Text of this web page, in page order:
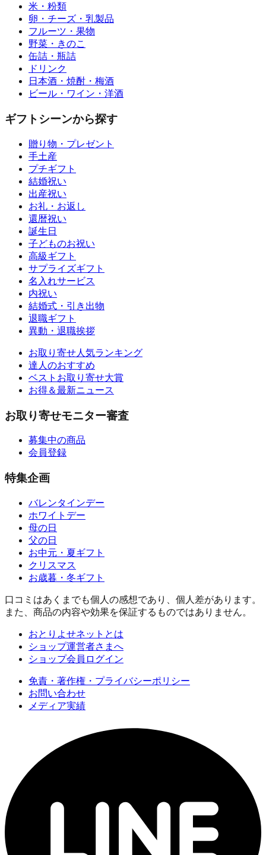
米・粉類
卵・チーズ・乳製品
フルーツ・果物
野菜・きのこ
缶詰・瓶詰
ドリンク
日本酒・焼酎・梅酒
ビール・ワイン・洋酒
ギフトシーンから探す
贈り物・プレゼント
手土産
プチギフト
結婚祝い
出産祝い
お礼・お返し
還暦祝い
誕生日
子どものお祝い
高級ギフト
サプライズギフト
名入れサービス
内祝い
結婚式・引き出物
退職ギフト
異動・退職挨拶
お取り寄せ人気ランキング
達人のおすすめ
ベストお取り寄せ大賞
お得＆最新ニュース
お取り寄せモニター審査
募集中の商品
会員登録
特集企画
バレンタインデー
ホワイトデー
母の日
父の日
お中元・夏ギフト
クリスマス
お歳暮・冬ギフト
口コミはあくまでも個人の感想であり、個人差があります。
また、商品の内容や効果を保証するものではありません。
おとりよせネットとは
ショップ運営者さまへ
ショップ会員ログイン
免責・著作権・プライバシーポリシー
お問い合わせ
メディア実績